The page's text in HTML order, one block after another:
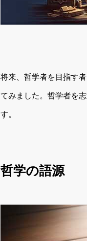
将来、哲学者を目指す
てみました。哲学者を
す。
哲学の語源